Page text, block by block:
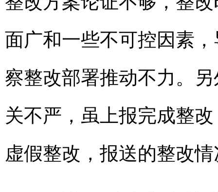
面广和一些不可控因素
察整改部署推动不力。
关不严，虽上报完成整
虚假整改，报送的整改